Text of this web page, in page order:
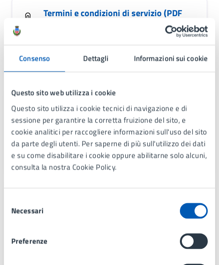
Consenso Dettagli Informazioni sui cookie
Questo sito web utilizza i cookie
Questo sito utilizza i cookie tecnici di navigazione e di
sessione per garantire la corretta fruizione del sito, e
cookie analitici per raccogliere informazioni sull'uso del sito
da parte degli utenti. Per saperne di più sull'utilizzo dei dati
e su come disabilitare i cookie oppure abilitarne solo alcuni,
consulta la nostra Cookie Policy.
delNecessari
Preferenze
Termini e condizioni di servizio (PDF
Contatti
Polizia Locale
Telefono: 039 7397277
E-mail:polizialocale@comune.lissone.mb.it
PEC: pec@comunedilissone.it
Comunicazione
E-mail: